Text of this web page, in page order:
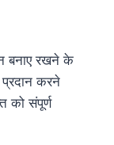
बनाए रखने के
प्रदान करने
को संपूर्ण